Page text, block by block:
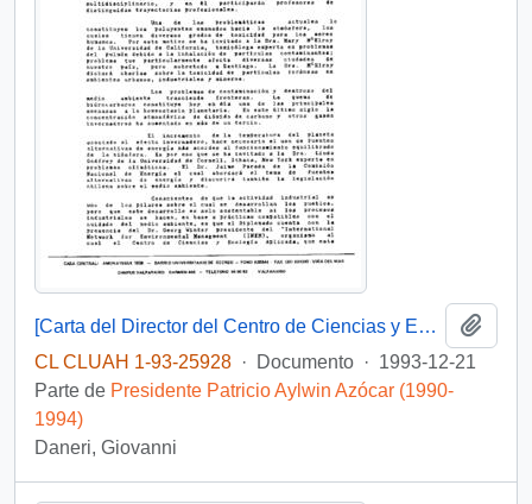
[Carta del Director del Centro de Ciencias y Ecología Aplicada de la Universidad del Mar, mediante el cual informa sobre Diplomado de Ecología Aplicada al Medio Ambiente]
CL CLUAH 1-93-25928 · Documento · 1993-12-21
Parte de Presidente Patricio Aylwin Azócar (1990-
1994)
Daneri, Giovanni